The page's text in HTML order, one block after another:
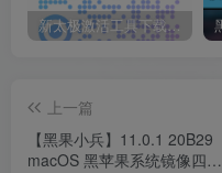
新太极激活工具下载/教程/充值/开户(QQ交流群号749113977)
上一篇
【黑果小兵】11.0.1 20B29
macOS 黑苹果系统镜像四叶